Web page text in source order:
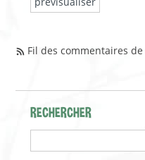
Fil des commentaires
RECHERCHER